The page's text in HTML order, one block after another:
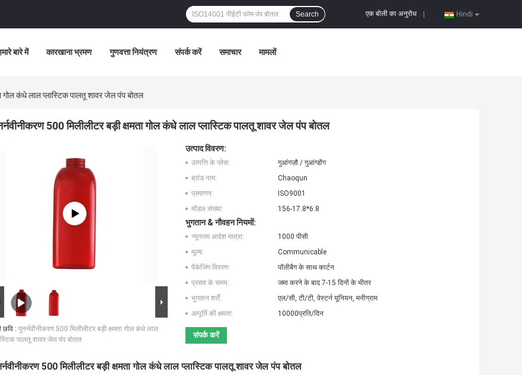
Hindi
एक बोली का अनुरोध
Search
बारे में कारखाना भ्रमण गुणवत्ता नियंत्रण संपर्क करें समाचार मामलों
गोल कंधे लाल प्लास्टिक पालतू शावर जेल पंप बोतल
500 मिलीलीटर बड़ी क्षमता गोल कंधे लाल प्लास्टिक पालतू शावर जेल पंप बोतल
छवि : पुनर्नवीनीकरण 500 मिलीलीटर बड़ी क्षमता गोल कंधे लाल
पालतू शावर जेल पंप बोतल
उत्पाद विवरण:
उत्पत्ति के प्लेस:
गुआंगज़ौ / गुआंग्डोंग
ब्रांड नाम:
Chaoqun
प्रमाणन:
ISO9001
मॉडल संख्या:
156-17.8*6.8
भुगतान & नौवहन नियमों:
न्यूनतम आदेश मात्रा:
1000 पीसी
मूल्य:
Communicable
पैकेजिंग विवरण:
पॉलीबैग के साथ कार्टन
प्रसव के समय:
जमा करने के बाद 7-15 दिनों के भीतर
भुगतान शर्तें:
एल/सी, टी/टी, वेस्टर्न यूनियन, मनीग्राम
आपूर्ति की क्षमता:
10000प्रति/दिन
संपर्क करें
500 मिलीलीटर बड़ी क्षमता गोल कंधे लाल प्लास्टिक पालतू शावर जेल पंप बोतल